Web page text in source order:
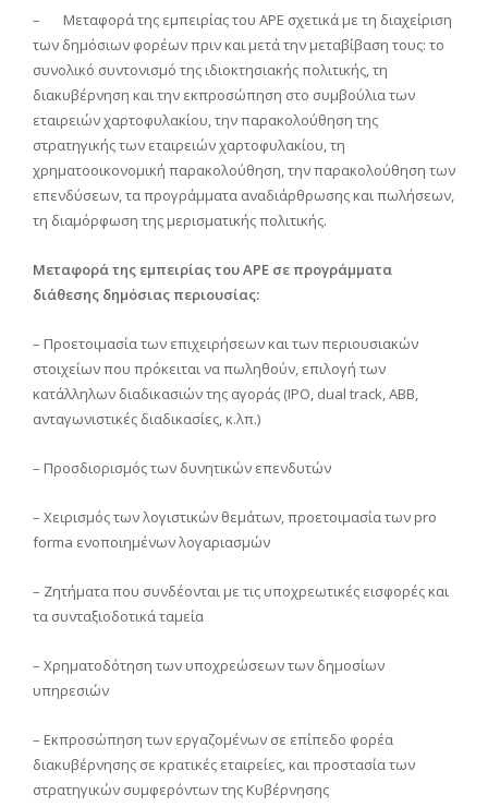
– Μεταφορά της εμπειρίας του ΑPE σχετικά με τη διαχείριση
των δημόσιων φορέων πριν και μετά την μεταβίβαση τους: το
συνολικό συντονισμό της ιδιοκτησιακής πολιτικής, τη
διακυβέρνηση και την εκπροσώπηση στο συμβούλια των
εταιρειών χαρτοφυλακίου, την παρακολούθηση της
στρατηγικής των εταιρειών χαρτοφυλακίου, τη
χρηματοοικονομική παρακολούθηση, την παρακολούθηση των
επενδύσεων, τα προγράμματα αναδιάρθρωσης και πωλήσεων,
τη διαμόρφωση της μερισματικής πολιτικής.
Μεταφορά της εμπειρίας του ΑΡΕ σε προγράμματα
διάθεσης δημόσιας περιουσίας:
– Προετοιμασία των επιχειρήσεων και των περιουσιακών
στοιχείων που πρόκειται να πωληθούν, επιλογή των
κατάλληλων διαδικασιών της αγοράς (IPO, dual track, ABB,
ανταγωνιστικές διαδικασίες, κ.λπ.)
– Προσδιορισμός των δυνητικών επενδυτών
– Χειρισμός των λογιστικών θεμάτων, προετοιμασία των pro
forma ενοποιημένων λογαριασμών
– Ζητήματα που συνδέονται με τις υποχρεωτικές εισφορές και
τα συνταξιοδοτικά ταμεία
– Χρηματοδότηση των υποχρεώσεων των δημοσίων
υπηρεσιών
– Εκπροσώπηση των εργαζομένων σε επίπεδο φορέα
διακυβέρνησης σε κρατικές εταιρείες, και προστασία των
στρατηγικών συμφερόντων της Κυβέρνησης